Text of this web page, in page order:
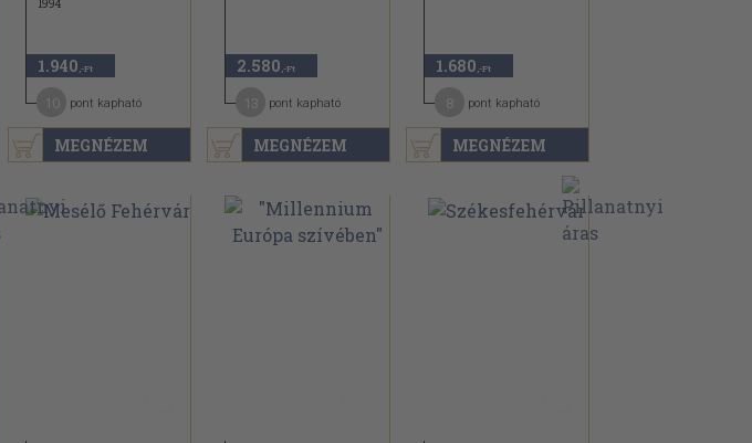
MEGNÉZEM
1994
1.940 ,-Ft
pont kapható
MEGNÉZEM
2.580 ,-Ft
pont kapható
MEGNÉZEM
1.680 ,-Ft
pont kapható